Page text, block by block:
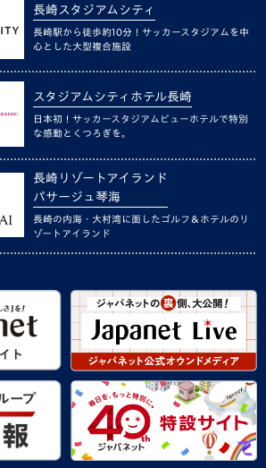
長崎スタジアムシティ
長崎駅から徒歩約10分！サッカースタジアムを中
心とした大型複合施設
スタジアムシティホテル長崎
日本初！サッカースタジアムビューホテルで特別
な感動とくつろぎを。
長崎リゾートアイランド
パサージュ琴海
長崎の内海・大村湾に面したゴルフ＆ホテルのリ
ゾートアイランド